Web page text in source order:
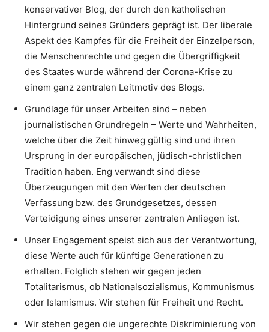
konservativer Blog, der durch den katholischen
Hintergrund seines Gründers geprägt ist. Der liberale
Aspekt des Kampfes für die Freiheit der Einzelperson,
die Menschenrechte und gegen die Übergriffigkeit
des Staates wurde während der Corona-Krise zu
einem ganz zentralen Leitmotiv des Blogs.
Grundlage für unser Arbeiten sind – neben
journalistischen Grundregeln – Werte und Wahrheiten,
welche über die Zeit hinweg gültig sind und ihren
Ursprung in der europäischen, jüdisch-christlichen
Tradition haben. Eng verwandt sind diese
Überzeugungen mit den Werten der deutschen
Verfassung bzw. des Grundgesetzes, dessen
Verteidigung eines unserer zentralen Anliegen ist.
Unser Engagement speist sich aus der Verantwortung,
diese Werte auch für künftige Generationen zu
erhalten. Folglich stehen wir gegen jeden
Totalitarismus, ob Nationalsozialismus, Kommunismus
oder Islamismus. Wir stehen für Freiheit und Recht.
Wir stehen gegen die ungerechte Diskriminierung von